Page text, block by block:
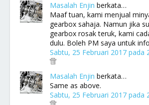
Masalah Enjin berkata…
Maaf tuan, kami menjual
gearbox sahaja. Namun jika
gearbox rosak teruk, kami
dulu. Boleh PM saya untuk
Sabtu, 25 Februari 2017 pada
Masalah Enjin berkata…
Same as above.
Sabtu, 25 Februari 2017 pada